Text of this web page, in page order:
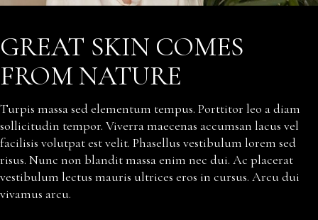
GREAT SKIN COMES
FROM NATURE
Turpis massa sed elementum tempus. Porttitor leo a diam
sollicitudin tempor. Viverra maecenas accumsan lacus vel
facilisis volutpat est velit. Phasellus vestibulum lorem sed
risus. Nunc non blandit massa enim nec dui. Ac placerat
vestibulum lectus mauris ultrices eros in cursus. Arcu dui
vivamus arcu.